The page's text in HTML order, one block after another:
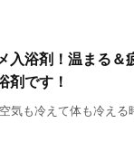
入浴剤！温まる＆
剤です！
気も冷えて体も冷え